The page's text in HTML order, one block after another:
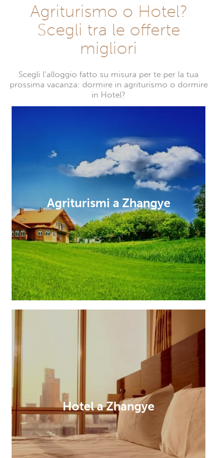
Agriturismo o Hotel?
Scegli tra le offerte
migliori
Scegli l’alloggio fatto su misura per te per la tua
prossima vacanza: dormire in agriturismo o dormire
in Hotel?
Agriturismi a Zhangye
Hotel a Zhangye